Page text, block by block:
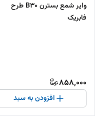
وایر شمع بسترن B30 طرح
فابریک
858,000
افزودن به سبد